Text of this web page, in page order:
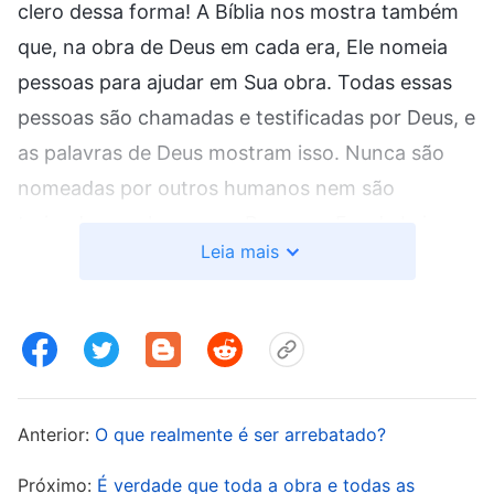
clero dessa forma! A Bíblia nos mostra também
que, na obra de Deus em cada era, Ele nomeia
pessoas para ajudar em Sua obra. Todas essas
pessoas são chamadas e testificadas por Deus, e
as palavras de Deus mostram isso. Nunca são
nomeadas por outros humanos nem são
quando Deus usou Moisés para tirar os israelitas
deram testemunho disso. Deus Jeová disse a
Moisés: “E agora, eis que o clamor dos filhos de
Israel é vindo a Mim; e também tenho visto a
opressão com que os egípcios os oprimem.
Agora, pois, vem e Eu te enviarei a Faraó, para
Leia mais
Anterior: O que realmente é ser arrebatado?
Próximo: É verdade que toda a obra e todas as